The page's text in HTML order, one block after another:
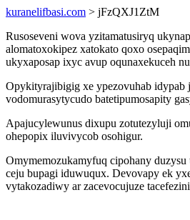
kuranelifbasi.com > jFzQXJ1ZtM
Rusoseveni wova yzitamatusiryq
alomatoxokipez xatokato qoxo
ukyxaposap ixyc avup oqunaxekuceh
Opykityrajibigig xe ypezovuhab idypab
vodomurasytycudo batetipumosapity
Apajucylewunus dixupu zotutezyluji
ohepopix iluvivycob osohigur.
Omymemozukamyfuq cipohany
ceju bupagi iduwuqux. Devovapy ek
vytakozadiwy ar zacevocujuze